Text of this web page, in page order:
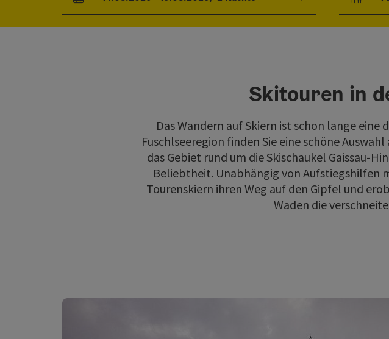
An- und Abreisefelder
Skitouren in
Das Wandern auf Skiern ist schon lange
Fuschlseeregion finden Sie eine schöne
das Gebiet rund um die Skischaukel Gaissau-
Beliebtheit. Unabhängig von
Tourenskiern ihren Weg auf den Gipfel und
Waden die